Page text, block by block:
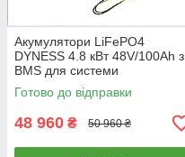
Акумулятори LiFePO4
DYNESS 4.8 кВт 48V/100Ah з
BMS для системи
енергозабезпечення будинку,
квартири
Готово до відправки
48 960 ₴ 50 960 ₴